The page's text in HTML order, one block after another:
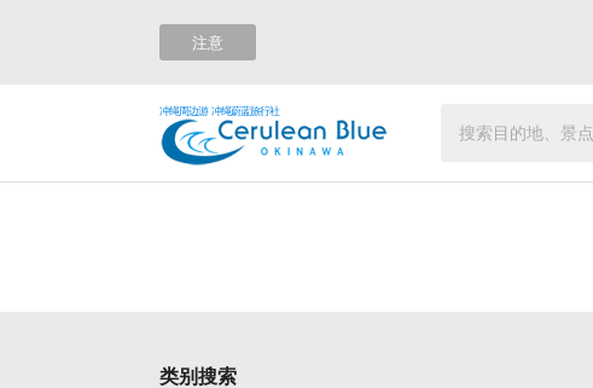
注意
冲绳周边游 冲绳蔚蓝旅行社
类别搜索